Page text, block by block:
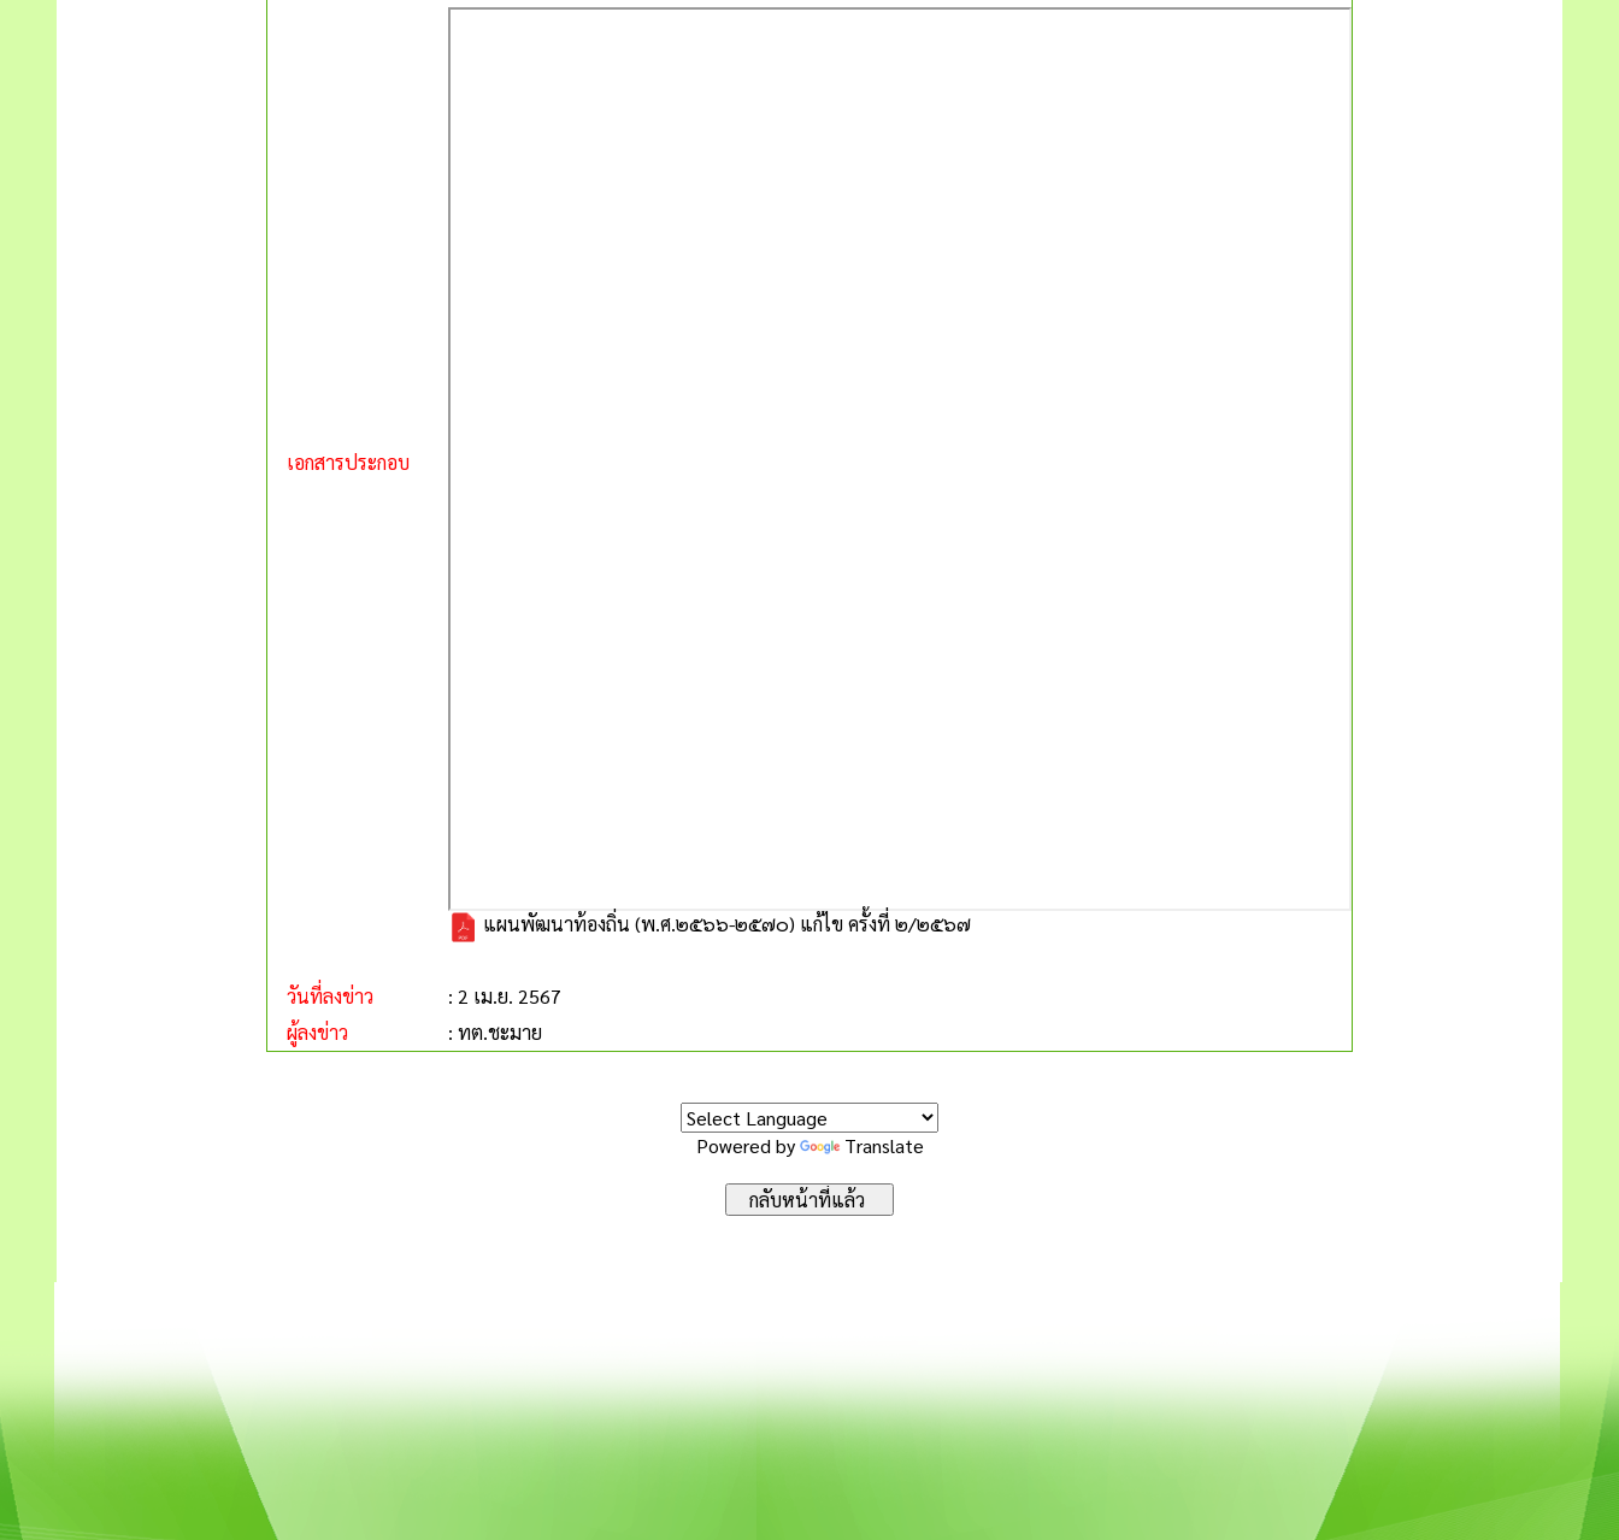
เอกสารประกอบ
แผนพัฒนาท้องถิ่น (พ.ศ.๒๕๖๖-๒๕๗๐) แก้ไข ครั้งที่ ๒/๒๕๖๗
วันที่ลงข่าว
: 2 เม.ย. 2567
ผู้ลงข่าว
: ทต.ชะมาย
Powered by Translate